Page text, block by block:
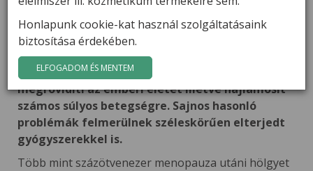
GYÓGYGOMBÁK
KAPCSOLAT
cukorbetegség kockázatát
Beszámoltunk több összefoglalóban arról -
szakirodalmi hivatkozásokkal -, hogy az izolált
vitaminok és ásványi anyagok egy jelentős része
megrövidíti az emberi életet illetve hajlamosít
számos súlyos betegségre. Sajnos hasonló
problémák felmerülnek széleskörűen elterjedt
gyógyszerekkel is.
Több mint százötvenezer menopauza utáni hölgyet
Honlapunk cookie-kat használ szolgáltatásaink
biztosítása érdekében.
ELFOGADOM ÉS MENTEM